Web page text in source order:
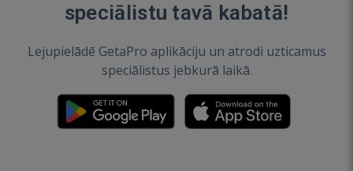
speciālistu tavā kabatā!
Lejupielādē GetaPro aplikāciju un atrodi uzticamus
speciālistus jebkurā laikā.